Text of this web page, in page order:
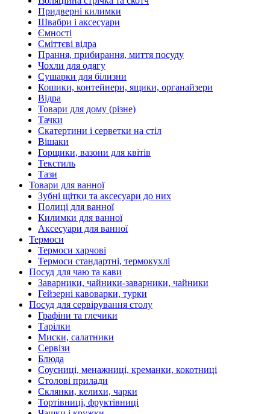
Придверні килимки
Швабри і аксесуари
Ємності
Сміттєві відра
Прання, прибирання, миття посуду
Чохли для одягу
Сушарки для білизни
Кошики, контейнери, ящики, органайзери
Відра
Товари для дому (різне)
Тачки
Скатертини і серветки на стіл
Вішаки
Горщики, вазони для квітів
Текстиль
Тази
Товари для ванної
Зубні щітки та аксесуари до них
Полиці для ванної
Килимки для ванної
Аксесуари для ванної
Термоси
Термоси харчові
Термоси стандартні, термокухлі
Посуд для чаю та кави
Заварники, чайники-заварники, чайники
Гейзерні кавоварки, турки
Посуд для сервірування столу
Графіни та глечики
Тарілки
Миски, салатники
Сервізи
Блюда
Соусниці, менажниці, креманки, кокотниці
Столові прилади
Склянки, келихи, чарки
Тортівниці, фруктівниці